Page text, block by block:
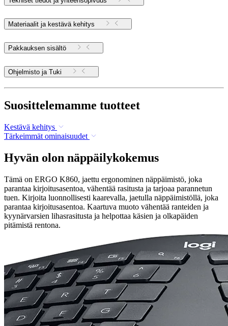
Materiaalit ja kestävä kehitys
Pakkauksen sisältö
Ohjelmisto ja Tuki
Suosittelemamme tuotteet
Kestävä kehitys
Tärkeimmät ominaisuudet
Hyvän olon näppäilykokemus
Tämä on ERGO K860, jaettu ergonominen näppäimistö, joka
parantaa kirjoitusasentoa, vähentää rasitusta ja tarjoaa parannetun
tuen. Kirjoita luonnollisesti kaarevalla, jaetulla näppäimistöllä, joka
parantaa kirjoitusasentoa. Kaartuva muoto vähentää ranteiden ja
kyynärvarsien lihasrasitusta ja helpottaa käsien ja olkapäiden
pitämistä rentona.